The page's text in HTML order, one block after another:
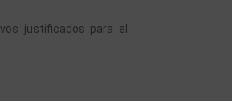
justificados para el